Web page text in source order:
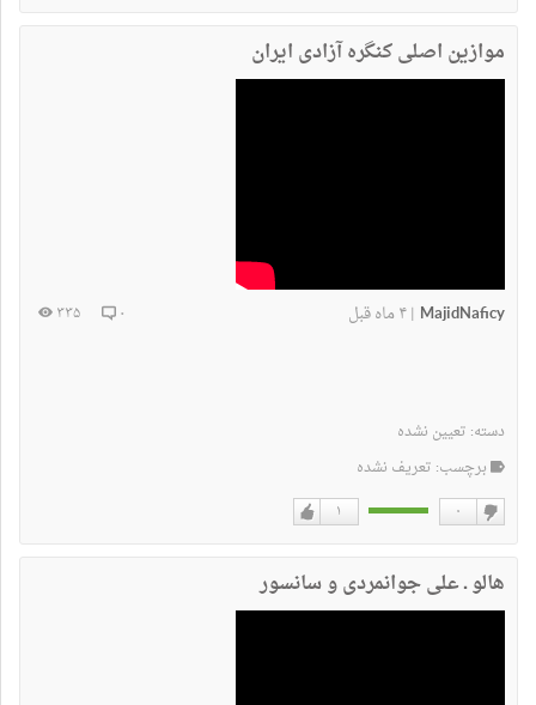
موازین اصلی کنگره آزادی ایران
MajidNaficy
|۴ ماه قبل ۰ ۳۳۵
دسته: تعیین نشده
برچسب: تعریف نشده
۱ ۰
هالو ـ علی جوانمردی و سانسور